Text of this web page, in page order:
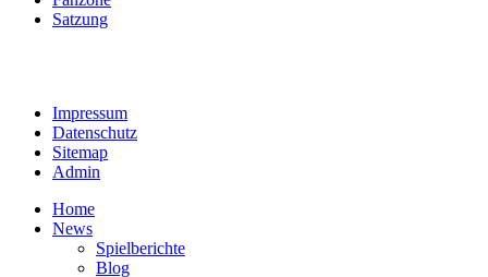
Satzung
Impressum
Datenschutz
Sitemap
Admin
Home
News
Spielberichte
Blog